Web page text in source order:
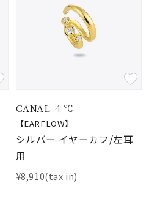
CANAL ４℃
【EARFLOW】
シルバー イヤーカフ/左耳
用
¥8,910(tax in)